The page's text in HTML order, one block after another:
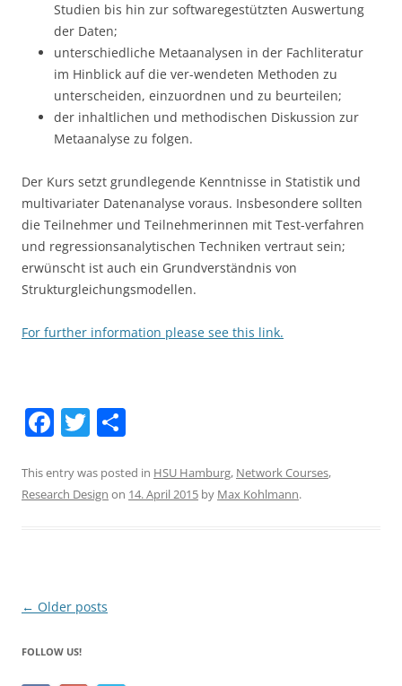
Studien bis hin zur softwaregestützten Auswertung
der Daten;
unterschiedliche Metaanalysen in der Fachliteratur
im Hinblick auf die ver-wendeten Methoden zu
unterscheiden, einzuordnen und zu beurteilen;
der inhaltlichen und methodischen Diskussion zur
Metaanalyse zu folgen.
Der Kurs setzt grundlegende Kenntnisse in Statistik und
multivariater Datenanalyse voraus. Insbesondere sollten
die Teilnehmer und Teilnehmerinnen mit Test-verfahren
und regressionsanalytischen Techniken vertraut sein;
erwünscht ist auch ein Grundverständnis von
Strukturgleichungsmodellen.
For further information please see this link.
F
c
e
o
k
T
itt
er
ar
e
This entry was posted in HSU Hamburg, Network Courses,
Research Design on 14. April 2015 by Max Kohlmann.
Post
← Older posts
FOLLOW US!